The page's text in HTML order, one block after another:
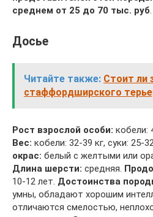
среднем от 25 до 70 тыс. руб
Досье
Читайте также: Стоит ли
стаффордширского
Рост взрослой особи: кобели:
Вес: кобели: 32-39 кг, суки: 25-
окрас: белый с желтыми или
Длина шерсти: средняя.
10-12 лет. Достоинства
умны, обладают хорошим
отличаются смелостью,